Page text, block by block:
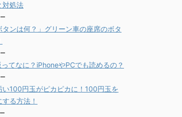
対処法
タンは何？」グリーン車の座席のボタ
てなに？iPhoneやPCでも読めるの？
い100円玉がピカピカに！100円玉を
る方法！